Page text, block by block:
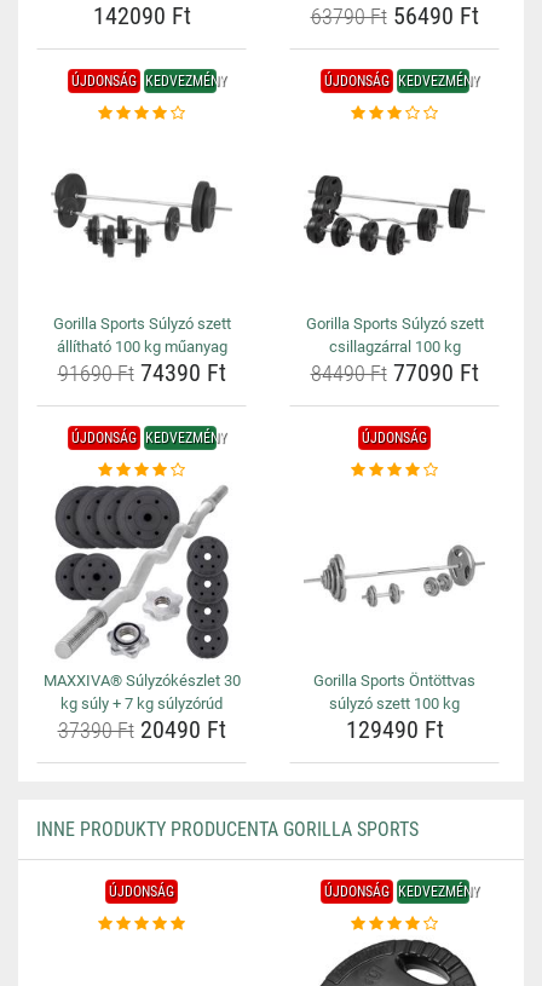
142090 Ft 63790 Ft56490 Ft
ÚJDONSÁG KEDVEZMÉNY
Gorilla Sports Súlyzó szett
állítható 100 kg műanyag
91690 Ft74390 Ft
ÚJDONSÁG KEDVEZMÉNY
Gorilla Sports Súlyzó szett
csillagzárral 100 kg
84490 Ft77090 Ft
ÚJDONSÁG KEDVEZMÉNY
MAXXIVA® Súlyzókészlet 30
kg súly + 7 kg súlyzórúd
37390 Ft20490 Ft
ÚJDONSÁG
Gorilla Sports Öntöttvas
súlyzó szett 100 kg
129490 Ft
INNE PRODUKTY PRODUCENTA GORILLA SPORTS
ÚJDONSÁG ÚJDONSÁG KEDVEZMÉNY